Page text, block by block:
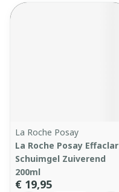
La Roche Posay
La Roche Posay Effaclar
Schuimgel Zuiverend
200ml
€ 19,95